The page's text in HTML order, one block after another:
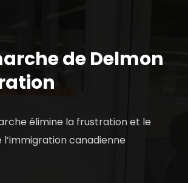
de Delmon
élimine la frustration et le
canadienne